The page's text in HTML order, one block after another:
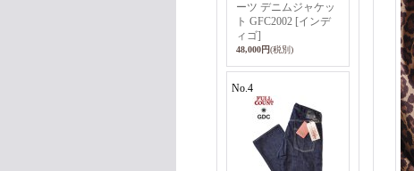
ーツ デニムジャケッ
ト GFC2002 [インデ
ィゴ]
48,000円(税別)
No.4